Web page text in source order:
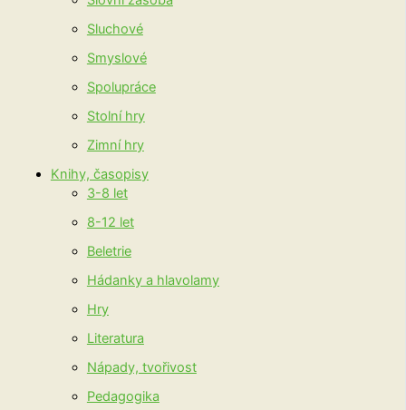
Sluchové
Smyslové
Spolupráce
Stolní hry
Zimní hry
Knihy, časopisy
3-8 let
8-12 let
Beletrie
Hádanky a hlavolamy
Hry
Literatura
Nápady, tvořivost
Pedagogika